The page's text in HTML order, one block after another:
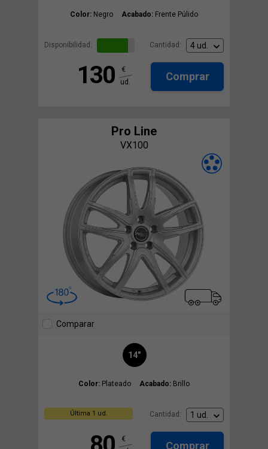
Color: Negro Acabado: Frente Púlido
Disponibilidad: Cantidad:
130
€
ud.
Comprar
Pro Line
VX100
Comparar
14"
Color: Plateado Acabado: Brillo
Última 1 ud. Cantidad:
€
Comprar